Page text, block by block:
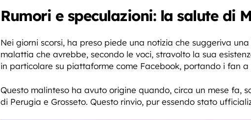
Rumori e speculazioni: la salute di
Nei giorni scorsi, ha preso piede una notizia che suggeriva
malattia che avrebbe, secondo le voci, stravolto la sua
in particolare su piattaforme come Facebook, portando i fan a
Questo malinteso ha avuto origine quando, circa un mese fa,
di Perugia e Grosseto. Questo rinvio, pur essendo stato